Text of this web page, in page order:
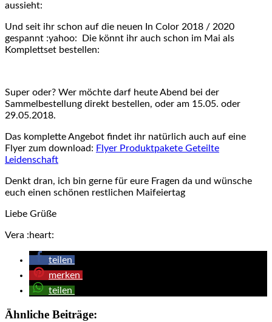
aussieht:
Und seit ihr schon auf die neuen In Color 2018 / 2020
gespannt :yahoo: Die könnt ihr auch schon im Mai als
Komplettset bestellen:
Super oder? Wer möchte darf heute Abend bei der
Sammelbestellung direkt bestellen, oder am 15.05. oder
29.05.2018.
Das komplette Angebot findet ihr natürlich auch auf eine
Flyer zum download: Flyer Produktpakete Geteilte
Leidenschaft
Denkt dran, ich bin gerne für eure Fragen da und wünsche
euch einen schönen restlichen Maifeiertag
Liebe Grüße
Vera :heart:
teilen
merken
teilen
Ähnliche Beiträge: